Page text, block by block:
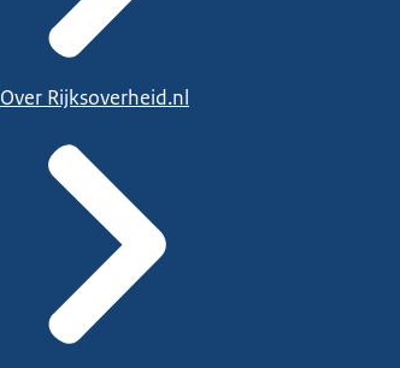
Over Rijksoverheid.nl